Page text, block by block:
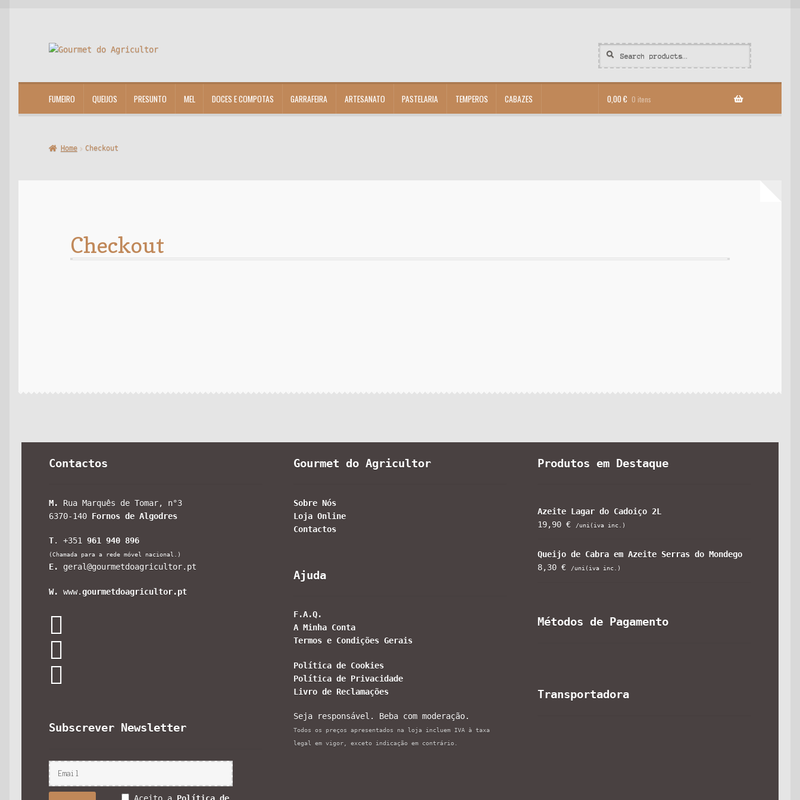
Ir
Saltar
Search
for:
Search
FUMEIRO QUEIJOS PRESUNTO MEL DOCES E COMPOTAS GARRAFEIRA ARTESANATO PASTELARIA TEMPEROS CABAZES 0,00 € 0 itens
Home Checkout
Checkout
Contactos
M.
Rua Marquês de Tomar, n°3
6370-140 Fornos de Algodres
T. +351961 940 896
(Chamada para a rede móvel nacional.)
E. geral@gourmetdoagricultor.pt
W. www.gourmetdoagricultor.pt
Subscrever Newsletter
Gourmet do Agricultor
Sobre Nós
Loja Online
Contactos
Ajuda
F.A.Q.
A Minha Conta
Termos e Condições Gerais
Política de Cookies
Política de Privacidade
Livro de Reclamações
Seja responsável. Beba com moderação.
Todos os preços apresentados na loja incluem IVA à taxa
legal em vigor, exceto indicação em contrário.
Produtos em Destaque
Azeite Lagar do Cadoiço 2L
19,90 € /uni(iva inc.)
Queijo de Cabra em Azeite Serras do Mondego
8,30 € /uni(iva inc.)
Métodos de Pagamento
Transportadora